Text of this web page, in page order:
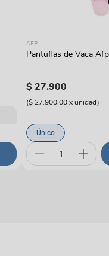
AFP
Pantuflas de Vaca
$27.900
($ 27.900,00xunidad)
Único